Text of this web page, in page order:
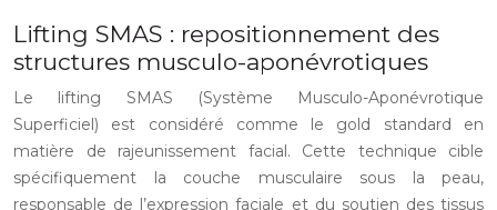
Lifting SMAS : repositionnement des
structures musculo-aponévrotiques
Le lifting SMAS (Système Musculo-Aponévrotique
Superficiel) est considéré comme le gold standard en
matière de rajeunissement facial. Cette technique cible
spécifiquement la couche musculaire sous la peau,
responsable de l’expression faciale et du soutien des tissus